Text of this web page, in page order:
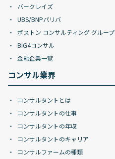
バークレイズ
UBS/BNPパリバ
ボストン コンサルティング グループ
BIG4コンサル
金融企業一覧
コンサル業界
コンサルタントとは
コンサルタントの仕事
コンサルタントの年収
コンサルタントのキャリア
コンサルファームの種類